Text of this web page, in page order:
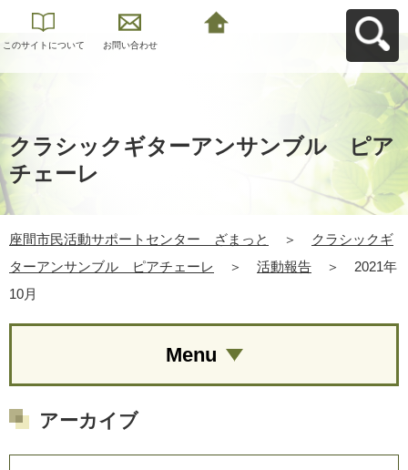
このサイトについて お問い合わせ
クラシックギターアンサンブル ピア
チェーレ
座間市民活動サポートセンター ざまっと ＞
クラシックギ
ターアンサンブル ピアチェーレ
＞ 活動報告 ＞
2021年
10月
Menu
アーカイブ